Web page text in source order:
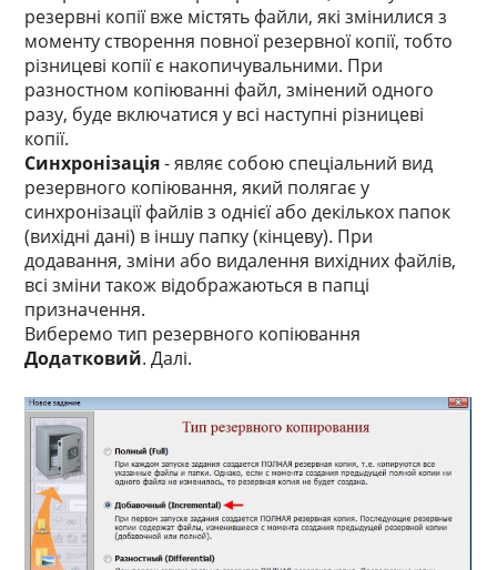
резервні копії вже містять файли, які змінилися з
моменту створення повної резервної копії, тобто
різницеві копії є накопичувальними. При
разностном копіюванні файл, змінений одного
разу, буде включатися у всі наступні різницеві
копії.
Синхронізація- являє собою спеціальний вид
резервного копіювання, який полягає у
синхронізації файлів з однієї або декількох папок
(вихідні дані) в іншу папку (кінцеву). При
додавання, зміни або видалення вихідних файлів,
всі зміни також відображаються в папці
призначення.
Виберемо тип резервного копіювання
Додатковий. Далі.